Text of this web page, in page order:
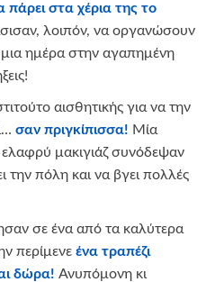
πάρει στα χέρια της το
λοιπόν, να οργανώσουν
ημέρα στην αγαπημένη
αισθητικής για να την
σαν πριγκίπισσα! Μία
μακιγιάζ συνόδεψαν
την πόλη και να βγει πολλές
σε ένα από τα καλύτερα
περίμενε ένα τραπέζι
δώρα! Ανυπόμονη κι